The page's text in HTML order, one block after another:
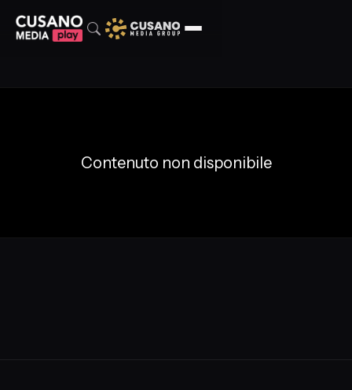
Contenuto non disponibile